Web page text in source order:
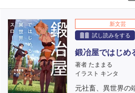
新文芸
試し読みをする
鍛冶屋ではじめ
著者 たままる
イラスト キンタ
元社畜、異世界の